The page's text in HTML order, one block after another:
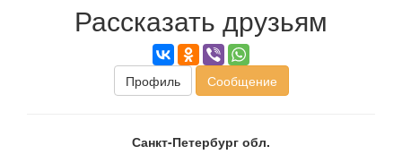
Рассказать друзьям
Профиль Сообщение
Санкт-Петербург обл.